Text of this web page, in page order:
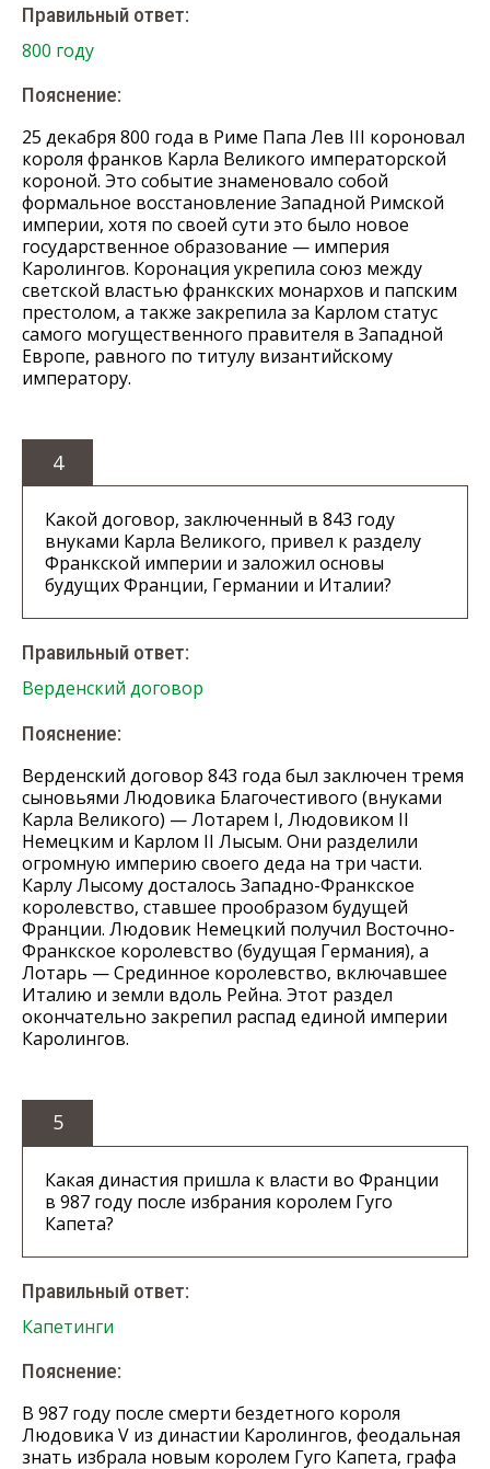
Правильный ответ:
800 году
Пояснение:
25 декабря 800 года в Риме Папа Лев III короновал
короля франков Карла Великого императорской
короной. Это событие знаменовало собой
формальное восстановление Западной Римской
империи, хотя по своей сути это было новое
государственное образование — империя
Каролингов. Коронация укрепила союз между
светской властью франкских монархов и папским
престолом, а также закрепила за Карлом статус
самого могущественного правителя в Западной
Европе, равного по титулу византийскому
императору.
4
Какой договор, заключенный в 843 году
внуками Карла Великого, привел к разделу
Франкской империи и заложил основы
будущих Франции, Германии и Италии?
Правильный ответ:
Верденский договор
Пояснение:
Верденский договор 843 года был заключен тремя
сыновьями Людовика Благочестивого (внуками
Карла Великого) — Лотарем I, Людовиком II
Немецким и Карлом II Лысым. Они разделили
огромную империю своего деда на три части.
Карлу Лысому досталось Западно-Франкское
королевство, ставшее прообразом будущей
Франции. Людовик Немецкий получил Восточно-
Франкское королевство (будущая Германия), а
Лотарь — Срединное королевство, включавшее
Италию и земли вдоль Рейна. Этот раздел
окончательно закрепил распад единой империи
Каролингов.
5
Какая династия пришла к власти во Франции
в 987 году после избрания королем Гуго
Капета?
Правильный ответ:
Капетинги
Пояснение:
В 987 году после смерти бездетного короля
Людовика V из династии Каролингов, феодальная
знать избрала новым королем Гуго Капета, графа